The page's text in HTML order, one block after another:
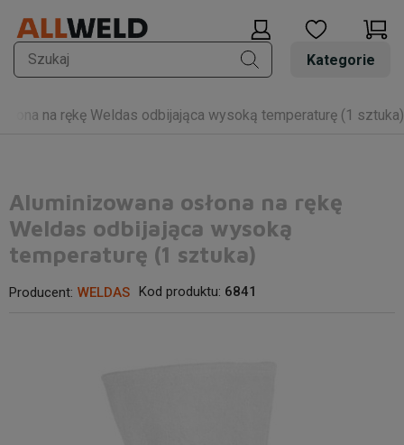
Kategorie
na rękę Weldas odbijająca wysoką temperaturę (1 sztuka)
Aluminizowana osłona na rękę
Weldas odbijająca wysoką
temperaturę (1 sztuka)
Producent: WELDAS Kod produktu: 6841